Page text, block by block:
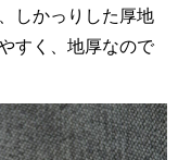
しかっりした厚地
すく、地厚なので